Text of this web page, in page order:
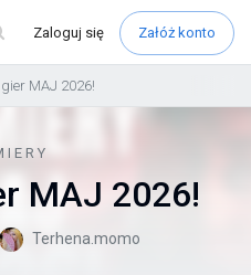
Zaloguj się Załóż konto
MAJ 2026!
MAJ 2026!
Terhena.momo